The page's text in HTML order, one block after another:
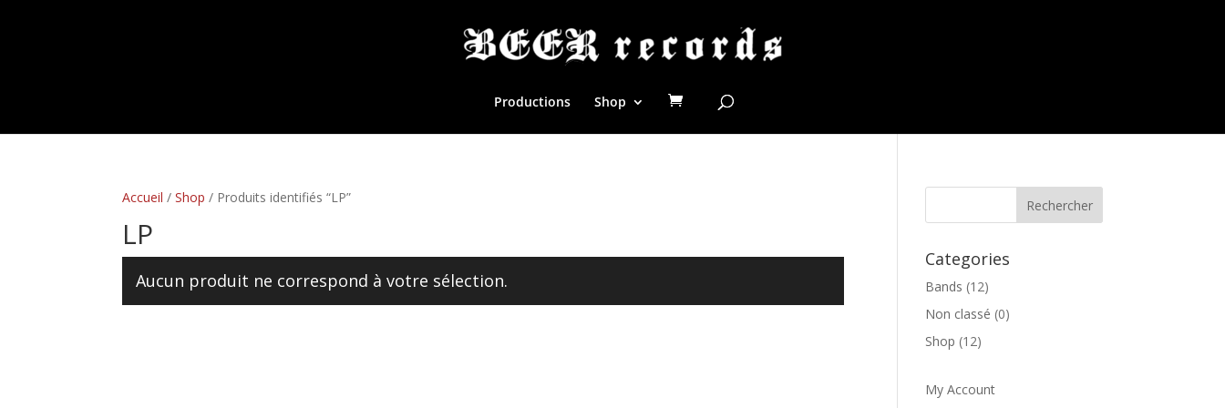
Productions Shop
Accueil /Shop / Produits identifiés “LP”
LP
Aucun produit ne correspond à votre sélection.
Categories
Bands (12)
Non classé (0)
Shop (12)
My Account